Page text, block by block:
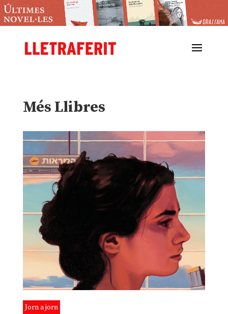
Més Llibres
Jorn a jorn